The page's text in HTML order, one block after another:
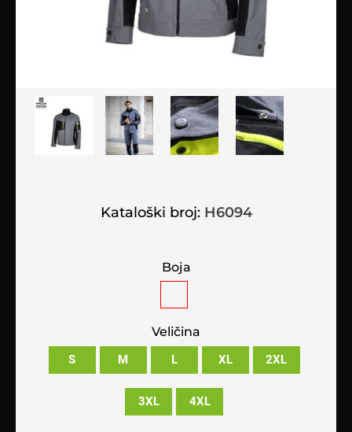
Kataloški broj: H6094
Boja
Veličina
S M L XL 2XL
3XL 4XL